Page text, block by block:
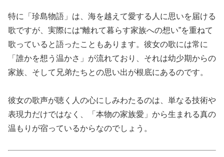
特に「珍島物語」は、海を越えて愛する人に思いを届ける
歌ですが、実際には“離れて暮らす家族への想い”を重ねて
歌っていると語ったこともあります。彼女の歌には常に
「誰かを想う温かさ」が流れており、それは幼少期からの
家族、そして兄弟たちとの思い出が根底にあるのです。
彼女の歌声が聴く人の心にしみわたるのは、単なる技術や
表現力だけではなく、「本物の家族愛」から生まれる真の
温もりが宿っているからなのでしょう。